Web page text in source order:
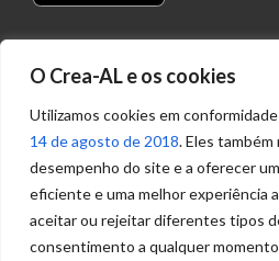
O Crea-AL e os cookies
Utilizamos cookies em conformidade
14 de agosto de 2018. Eles também
desempenho do site e a oferecer
eficiente e uma melhor experiência
aceitar ou rejeitar diferentes tipos
consentimento a qualquer
Transparência
Portal
Acesso à
Informação
Política de
Privacidade de